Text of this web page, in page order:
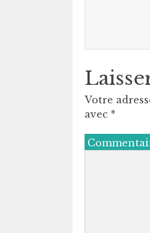
Votre
avec *